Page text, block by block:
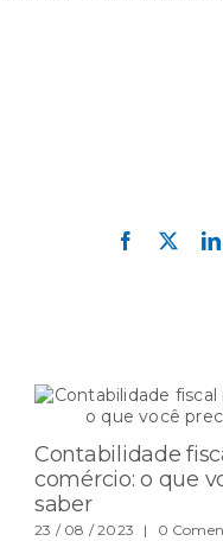
Facebook
Contabilidade
comércio: o que
saber
23 / 08 / 2023 | 0